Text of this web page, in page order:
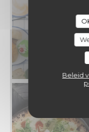
Beleid